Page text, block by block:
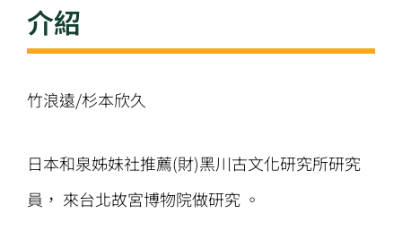
介紹
竹浪遠/杉本欣久
日本和泉姊妹社推薦(財)黑川古文化研究所研究
員， 來台北故宮博物院做研究 。